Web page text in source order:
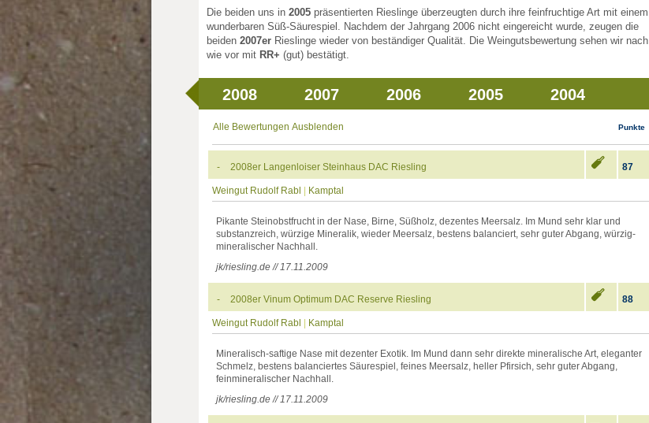
Die beiden uns in 2005 präsentierten Rieslinge überzeugten durch ihre feinfruchtige Art mit einem
wunderbaren Süß-Säurespiel. Nachdem der Jahrgang 2006 nicht eingereicht wurde, zeugen die
beiden 2007er Rieslinge wieder von beständiger Qualität. Die Weingutsbewertung sehen wir nach
wie vor mit RR+ (gut) bestätigt.
2008 2007 2006 2005 2004
Alle Bewertungen Ausblenden Punkte
- 2008er Langenloiser Steinhaus DAC Riesling 87
Weingut Rudolf Rabl Kamptal
Pikante Steinobstfrucht in der Nase, Birne, Süßholz, dezentes Meersalz. Im Mund sehr klar und
substanzreich, würzige Mineralik, wieder Meersalz, bestens balanciert, sehr guter Abgang, würzig-
mineralischer Nachhall.
jk/riesling.de // 17.11.2009
- 2008er Vinum Optimum DAC Reserve Riesling 88
Weingut Rudolf Rabl Kamptal
Mineralisch-saftige Nase mit dezenter Exotik. Im Mund dann sehr direkte mineralische Art, eleganter
Schmelz, bestens balanciertes Säurespiel, feines Meersalz, heller Pfirsich, sehr guter Abgang,
feinmineralischer Nachhall.
jk/riesling.de // 17.11.2009